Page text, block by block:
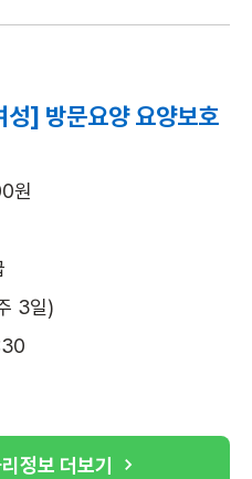
] 방문요양 요양보호
원
3일)
정보 더보기